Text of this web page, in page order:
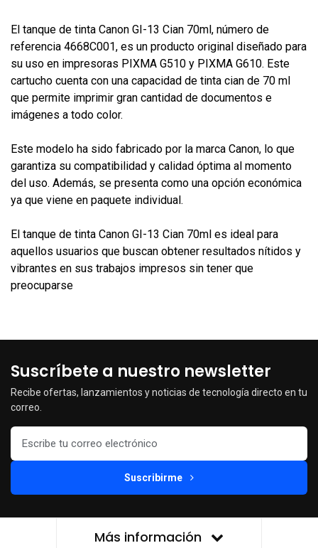
El tanque de tinta Canon GI-13 Cian 70ml, número de
referencia 4668C001, es un producto original diseñado para
su uso en impresoras PIXMA G510 y PIXMA G610. Este
cartucho cuenta con una capacidad de tinta cian de 70 ml
que permite imprimir gran cantidad de documentos e
imágenes a todo color.
Este modelo ha sido fabricado por la marca Canon, lo que
garantiza su compatibilidad y calidad óptima al momento
del uso. Además, se presenta como una opción económica
ya que viene en paquete individual.
El tanque de tinta Canon GI-13 Cian 70ml es ideal para
aquellos usuarios que buscan obtener resultados nítidos y
vibrantes en sus trabajos impresos sin tener que
preocuparse
Suscríbete a nuestro newsletter
Recibe ofertas, lanzamientos y noticias de tecnología directo en tu
correo.
Suscribirme
Más información